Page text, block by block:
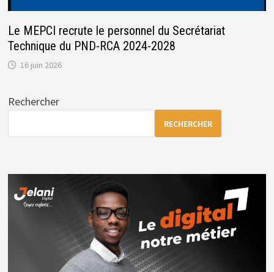
Le MEPCI recrute le personnel du Secrétariat
Technique du PND-RCA 2024-2028
16 juin 2026
Rechercher
RECHERCHER